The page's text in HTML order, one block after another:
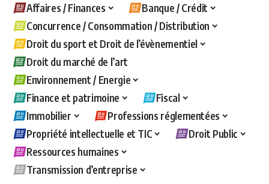
Affaires / Finances
Banque / Crédit
Concurrence / Consommation / Distribution
Droit du sport et Droit de l’évènementiel
Droit du marché de l’art
Environnement / Energie
Finance et patrimoine
Fiscal
Immobilier
Professions réglementées
Propriété intellectuelle et TIC
Droit Public
Ressources humaines
Transmission d’entreprise